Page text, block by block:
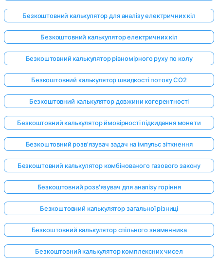
Безкоштовний калькулятор для аналізу електричних кіл
Безкоштовний калькулятор електричних кіл
Безкоштовний калькулятор рівномірного руху по колу
Безкоштовний калькулятор швидкості потоку CO2
Безкоштовний калькулятор довжини когерентності
Безкоштовний калькулятор ймовірності підкидання монети
Безкоштовний розв'язувач задач на імпульс зіткнення
Безкоштовний калькулятор комбінованого газового закону
Безкоштовний розв'язувач для аналізу горіння
Безкоштовний калькулятор загальної різниці
Безкоштовний калькулятор спільного знаменника
Безкоштовний калькулятор комплексних чисел